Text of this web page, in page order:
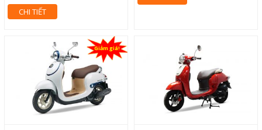
CHI TIẾT
Giảm giá!